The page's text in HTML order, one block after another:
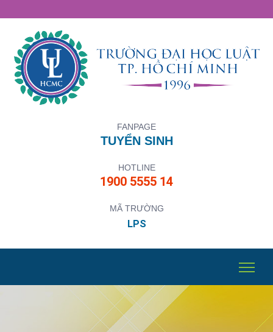
FANPAGE
TUYỂN SINH
HOTLINE
1900 5555 14
MÃ TRƯỜNG
LPS